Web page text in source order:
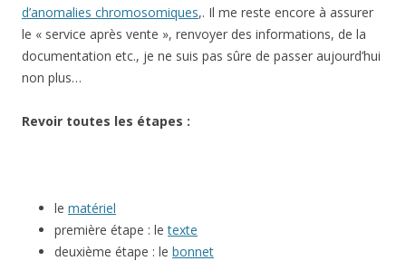
d’anomalies chromosomiques,. Il me reste encore à assurer
le « service après vente », renvoyer des informations, de la
documentation etc., je ne suis pas sûre de passer aujourd’hui
non plus…
Revoir toutes les étapes :
le matériel
première étape : letexte
deuxième étape : le bonnet